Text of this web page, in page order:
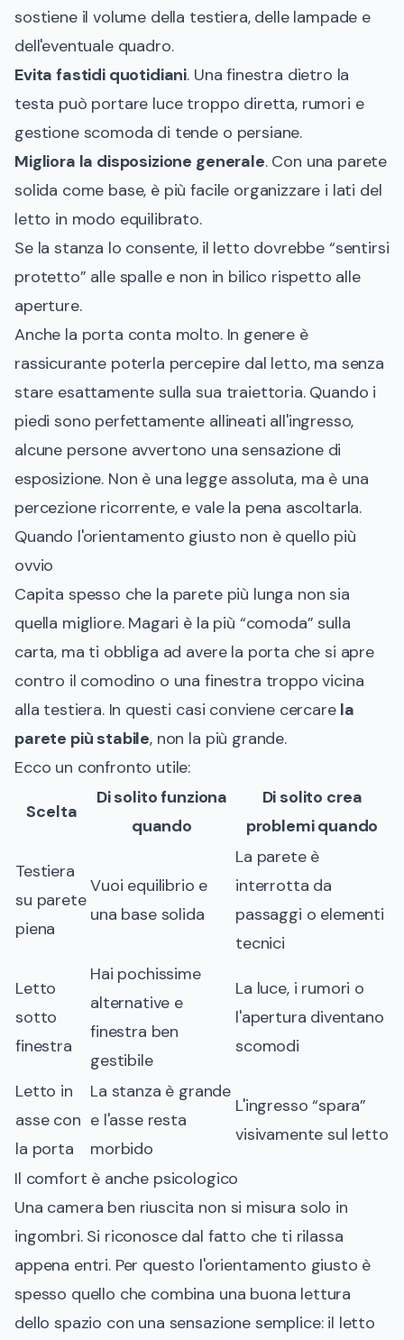
sostiene il volume della testiera, delle lampade e
dell'eventuale quadro.
Evita fastidi quotidiani. Una finestra dietro la
testa può portare luce troppo diretta, rumori e
gestione scomoda di tende o persiane.
Migliora la disposizione generale. Con una parete
solida come base, è più facile organizzare i lati del
letto in modo equilibrato.
Se la stanza lo consente, il letto dovrebbe “sentirsi
protetto” alle spalle e non in bilico rispetto alle
aperture.
Anche la porta conta molto. In genere è
rassicurante poterla percepire dal letto, ma senza
stare esattamente sulla sua traiettoria. Quando i
piedi sono perfettamente allineati all'ingresso,
alcune persone avvertono una sensazione di
esposizione. Non è una legge assoluta, ma è una
percezione ricorrente, e vale la pena ascoltarla.
Quando l'orientamento giusto non è quello più
ovvio
Capita spesso che la parete più lunga non sia
quella migliore. Magari è la più “comoda” sulla
carta, ma ti obbliga ad avere la porta che si apre
contro il comodino o una finestra troppo vicina
alla testiera. In questi casi conviene cercare la
parete più stabile, non la più grande.
Ecco un confronto utile:
Scelta
Di solito funziona
quando
Di solito crea
problemi quando
Testiera
su parete
piena
Vuoi equilibrio e
una base solida
La parete è
interrotta da
passaggi o elementi
tecnici
Letto
sotto
finestra
Hai pochissime
alternative e
finestra ben
gestibile
La luce, i rumori o
l'apertura diventano
scomodi
Letto in
asse con
la porta
La stanza è grande
e l'asse resta
morbido
L'ingresso “spara”
visivamente sul letto
Il comfort è anche psicologico
Una camera ben riuscita non si misura solo in
ingombri. Si riconosce dal fatto che ti rilassa
appena entri. Per questo l'orientamento giusto è
spesso quello che combina una buona lettura
dello spazio con una sensazione semplice: il letto